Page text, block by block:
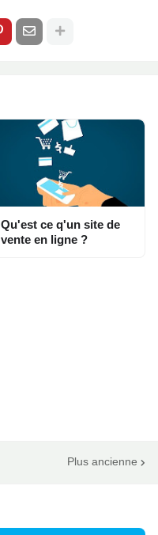
Qu'est ce q'un site de
vente en ligne ?
Plus ancienne